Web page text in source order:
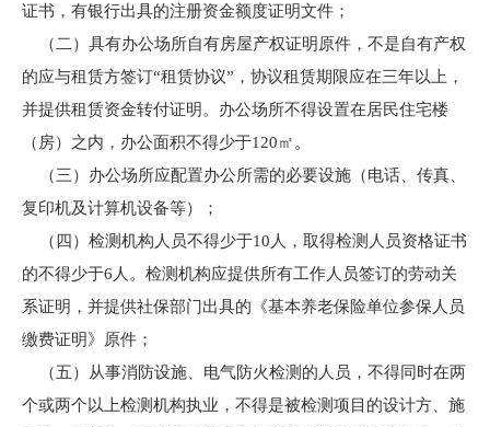
证书，有银行出具的注册资金额度证明文件；
（二）具有办公场所自有房屋产权证明原件，不是自有产权
的应与租赁方签订“租赁协议”，协议租赁期限应在三年以上，
并提供租赁资金转付证明。办公场所不得设置在居民住宅楼
（房）之内，办公面积不得少于120㎡。
（三）办公场所应配置办公所需的必要设施（电话、传真、
复印机及计算机设备等）；
（四）检测机构人员不得少于10人，取得检测人员资格证书
的不得少于6人。检测机构应提供所有工作人员签订的劳动关
系证明，并提供社保部门出具的《基本养老保险单位参保人员
缴费证明》原件；
（五）从事消防设施、电气防火检测的人员，不得同时在两
个或两个以上检测机构执业，不得是被检测项目的设计方、施